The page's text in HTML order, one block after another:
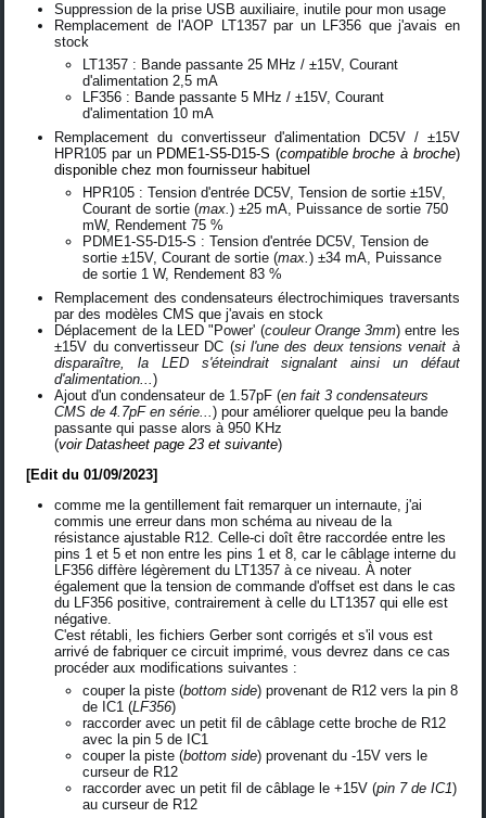
Suppression de la prise USB auxiliaire, inutile pour mon usage
Remplacement de l'AOP LT1357 par un LF356 que j'avais en
stock
LT1357 : Bande passante 25 MHz / ±15V, Courant
d'alimentation 2,5 mA
LF356 : Bande passante 5 MHz / ±15V, Courant
d'alimentation 10 mA
Remplacement du convertisseur d'alimentation DC5V / ±15V
HPR105 par un PDME1-S5-D15-S (compatible broche à broche)
disponible chez mon fournisseur habituel
HPR105 : Tension d'entrée DC5V, Tension de sortie ±15V,
Courant de sortie (max.) ±25 mA, Puissance de sortie 750
mW, Rendement 75 %
PDME1-S5-D15-S : Tension d'entrée DC5V, Tension de
sortie ±15V, Courant de sortie (max.) ±34 mA, Puissance
de sortie 1 W, Rendement 83 %
Remplacement des condensateurs électrochimiques traversants
par des modèles CMS que j'avais en stock
Déplacement de la LED "Power' (couleur Orange 3mm) entre les
±15V du convertisseur DC (si l'une des deux tensions venait à
disparaître, la LED s'éteindrait signalant ainsi un défaut
d'alimentation...)
Ajout d'un condensateur de 1.57pF (en fait 3 condensateurs
CMS de 4.7pF en série...) pour améliorer quelque peu la bande
passante qui passe alors à 950 KHz
(voir Datasheet page 23 et suivante)
[Edit du 01/09/2023]
comme me la gentillement fait remarquer un internaute, j'ai
commis une erreur dans mon schéma au niveau de la
résistance ajustable R12. Celle-ci doît être raccordée entre les
pins 1 et 5 et non entre les pins 1 et 8, car le câblage interne du
LF356 diffère légèrement du LT1357 à ce niveau. À noter
également que la tension de commande d'offset est dans le cas
du LF356 positive, contrairement à celle du LT1357 qui elle est
négative.
C'est rétabli, les fichiers Gerber sont corrigés et s'il vous est
arrivé de fabriquer ce circuit imprimé, vous devrez dans ce cas
procéder aux modifications suivantes :
couper la piste (bottom side) provenant de R12 vers la pin 8
de IC1 (LF356)
raccorder avec un petit fil de câblage cette broche de R12
avec la pin 5 de IC1
couper la piste (bottom side) provenant du -15V vers le
curseur de R12
raccorder avec un petit fil de câblage le +15V (pin 7 de IC1)
au curseur de R12